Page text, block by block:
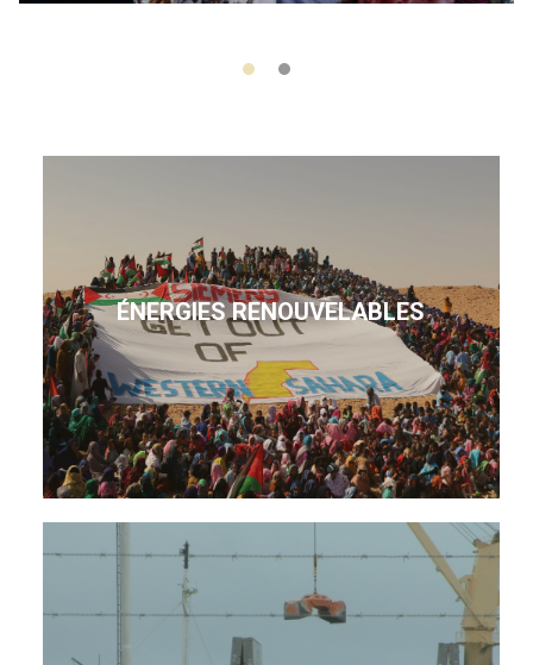
ÉNERGIES RENOUVELABLES